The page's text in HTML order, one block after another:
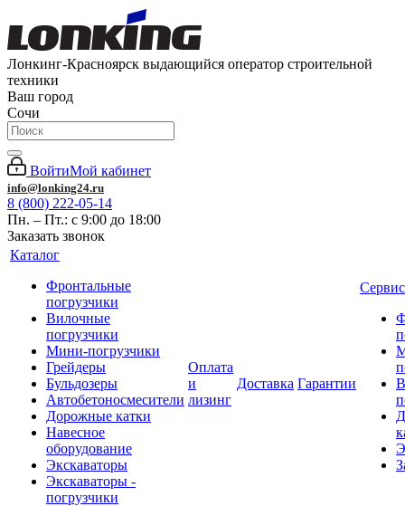
Лонкинг-Красноярск выдающийся оператор строительной
техники
Ваш город
Сочи
ВойтиМой кабинет
info@lonking24.ru
8 (800) 222-05-14
Пн. – Пт.: с 9:00 до 18:00
Заказать звонок
Каталог
Фронтальные
погрузчики
Вилочные
погрузчики
Мини-погрузчики
Грейдеры
Бульдозеры
Автобетоносмесители
Дорожные катки
Навесное
оборудование
Экскаваторы
Экскаваторы -
погрузчики
Оплата
и
лизинг
Доставка Гарантии